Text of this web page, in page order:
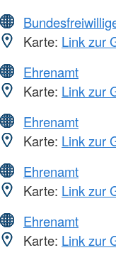
Karte: Link zur
Ehrenamt
Karte: Link zur
Ehrenamt
Karte: Link zur
Ehrenamt
Karte: Link zur
Ehrenamt
Karte: Link zur